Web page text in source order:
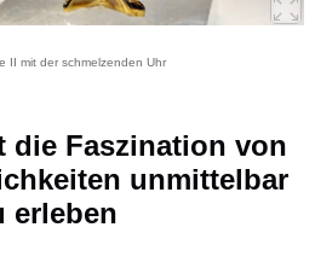
II mit der schmelzenden Uhr
die Faszination von
unmittelbar
erleben